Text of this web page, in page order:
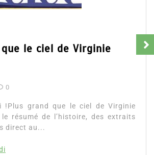
de David Foenkinos
vie heureuse de David Foenkinos.
direct...